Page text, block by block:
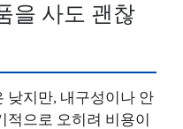
을 사도 괜찮
낮지만, 내구성이나 안
적으로 오히려 비용이